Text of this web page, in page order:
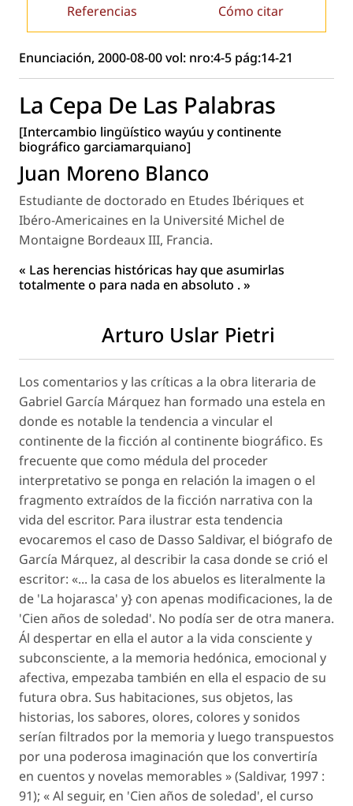
Referencias Cómo citar
Enunciación, 2000-08-00 vol: nro:4-5 pág:14-21
La Cepa De Las Palabras
[Intercambio lingüístico wayúu y continente
biográfico garciamarquiano]
Juan Moreno Blanco
Estudiante de doctorado en Etudes Ibériques et
Ibéro-Americaines en la Université Michel de
Montaigne Bordeaux III, Francia.
« Las herencias históricas hay que asumirlas
totalmente o para nada en absoluto . »
Arturo Uslar Pietri
Los comentarios y las críticas a la obra literaria de
Gabriel García Márquez han formado una estela en
donde es notable la tendencia a vincular el
continente de la ficción al continente biográfico. Es
frecuente que como médula del proceder
interpretativo se ponga en relación la imagen o el
fragmento extraídos de la ficción narrativa con la
vida del escritor. Para ilustrar esta tendencia
evocaremos el caso de Dasso Saldivar, el biógrafo de
García Márquez, al describir la casa donde se crió el
escritor: «... la casa de los abuelos es literalmente la
de 'La hojarasca' y} con apenas modificaciones, la de
'Cien años de soledad'. No podía ser de otra manera.
Ál despertar en ella el autor a la vida consciente y
subconsciente, a la memoria hedónica, emocional y
afectiva, empezaba también en ella el espacio de su
futura obra. Sus habitaciones, sus objetos, las
historias, los sabores, olores, colores y sonidos
serían filtrados por la memoria y luego transpuestos
por una poderosa imaginación que los convertiría
en cuentos y novelas memorables » (Saldivar, 1997 :
91); « Al seguir, en 'Cien años de soledad', el curso